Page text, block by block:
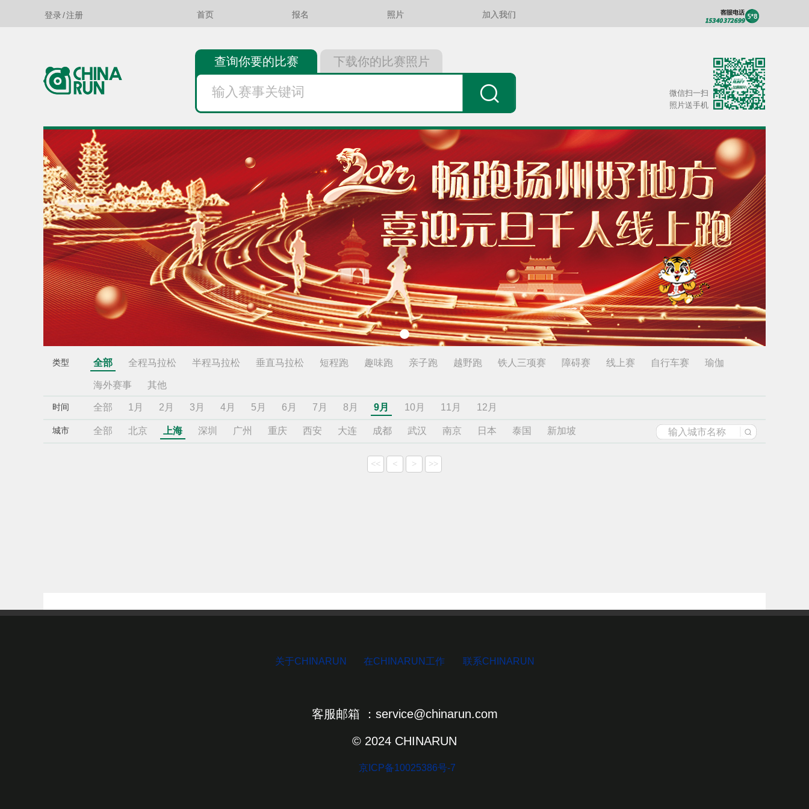
查询你要的比赛 下载你的比赛照片
微信扫一扫
照片送手机
首页 报名 照片 加入我们
登录/注册
类型 全部 全程马拉松 半程马拉松 垂直马拉松 短程跑 趣味跑 亲子跑 越野跑 铁人三项赛 障碍赛 线上赛 自行车赛 瑜伽
海外赛事 其他
时间 全部 1月 2月 3月 4月 5月 6月 7月 8月 9月 10月 11月 12月
城市 全部 北京 上海 深圳 广州 重庆 西安 大连 成都 武汉 南京 日本 泰国 新加坡
<< < > >>
关于CHINARUN 在CHINARUN工作 联系CHINARUN
客服邮箱 ：service@chinarun.com
© 2024 CHINARUN
京ICP备10025386号-7